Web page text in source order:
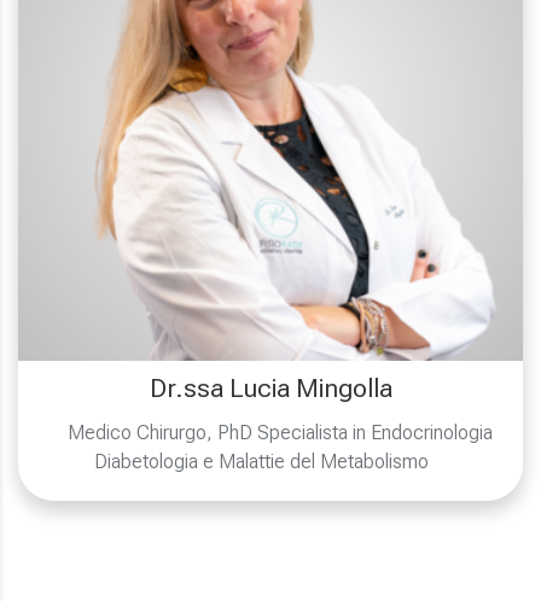
Dr.ssa Lucia Mingolla
Medico Chirurgo, PhD Specialista in Endocrinologia
Diabetologia e Malattie del Metabolismo